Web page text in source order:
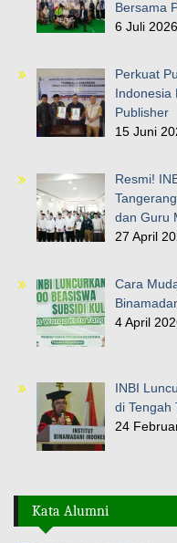
Bersama
6 Juli 2026
Perkuat
Indonesia
Publisher
15 Juni
Resmi!
dan Guru
27 April
Cara
4 April
INBI
di Tengah
24
Kata Alumni